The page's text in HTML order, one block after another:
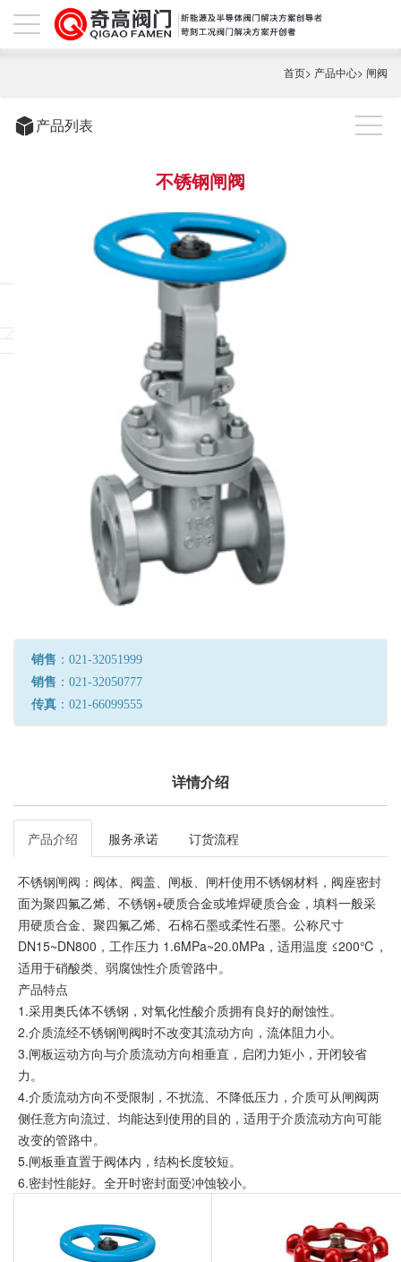
首页> 产品中心> 闸阀
产品列表
不锈钢闸阀
销售 ：021-32051999
销售 ：021-32050777
传真 ：021-66099555
详情介绍
产品介绍 服务承诺 订货流程
不锈钢闸阀：阀体、阀盖、闸板、闸杆使用不锈钢材料，阀座密封
面为聚四氟乙烯、不锈钢+硬质合金或堆焊硬质合金，填料一般采
用硬质合金、聚四氟乙烯、石棉石墨或柔性石墨。公称尺寸
DN15~DN800，工作压力 1.6MPa~20.0MPa，适用温度 ≤200℃，
适用于硝酸类、弱腐蚀性介质管路中。
产品特点
1.采用奥氏体不锈钢，对氧化性酸介质拥有良好的耐蚀性。
2.介质流经不锈钢闸阀时不改变其流动方向，流体阻力小。
3.闸板运动方向与介质流动方向相垂直，启闭力矩小，开闭较省
力。
4.介质流动方向不受限制，不扰流、不降低压力，介质可从闸阀两
侧任意方向流过、均能达到使用的目的，适用于介质流动方向可能
改变的管路中。
5.闸板垂直置于阀体内，结构长度较短。
6.密封性能好。全开时密封面受冲蚀较小。